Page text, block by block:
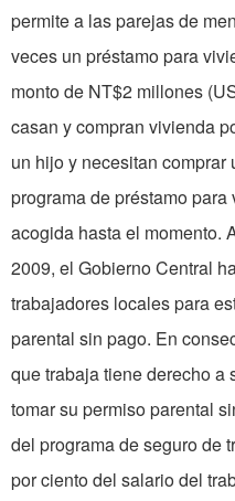
permite a las parejas de
veces un préstamo para
monto de NT$2 millones
casan y compran vivienda
un hijo y necesitan
programa de préstamo
acogida hasta el momento.
2009, el Gobierno Central
trabajadores locales para
parental sin pago. En
que trabaja tiene derecho a
tomar su permiso parental
del programa de seguro de
por cientodel salariodel